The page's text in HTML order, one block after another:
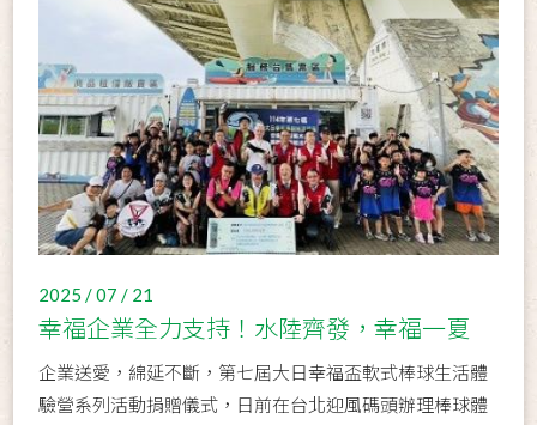
2025 / 07 / 21
幸福企業全力支持！水陸齊發，幸福一夏
企業送愛，綿延不斷，第七屆大日幸福盃軟式棒球生活體
驗營系列活動捐贈儀式，日前在台北迎風碼頭辦理棒球體